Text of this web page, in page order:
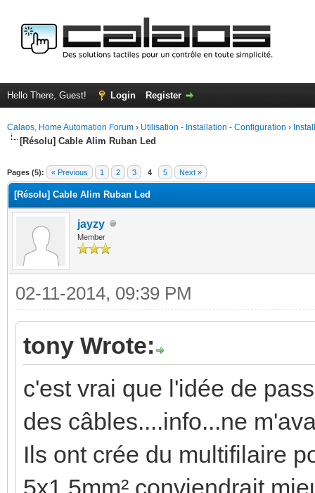
Hello There, Guest! Login Register
Calaos, Home Automation Forum › Utilisation - Installation - Configuration ›
[Résolu] Cable Alim Ruban Led
Pages (5): « Previous 1 2 3 4 5 Next »
[Résolu] Cable Alim Ruban Led
jayzy
Member
02-11-2014, 09:39 PM
tony Wrote:
c'est vrai que l'idée de
des câbles....info...ne
Ils ont crée du multifilaire
5x1,5mm² conviendrait